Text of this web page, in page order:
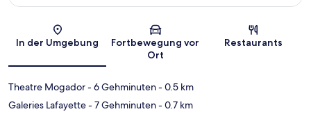
Karte
In der Umgebung
Fortbewegung vor
Ort
Restaurants
Theatre Mogador- 6 Gehminuten- 0.5 km
Galeries Lafayette- 7 Gehminuten- 0.7 km